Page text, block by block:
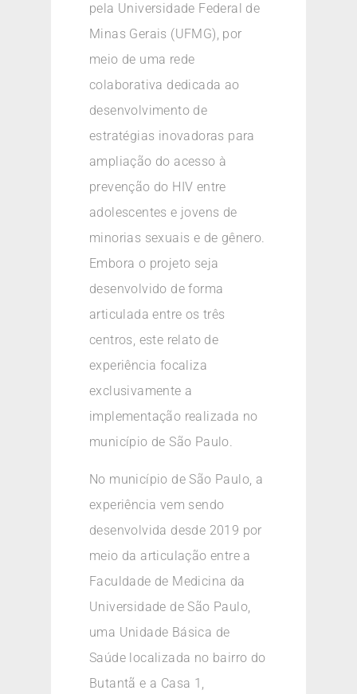
pela Universidade Federal de
Minas Gerais (UFMG), por
meio de uma rede
colaborativa dedicada ao
desenvolvimento de
estratégias inovadoras para
ampliação do acesso à
prevenção do HIV entre
adolescentes e jovens de
minorias sexuais e de gênero.
Embora o projeto seja
desenvolvido de forma
articulada entre os três
centros, este relato de
experiência focaliza
exclusivamente a
implementação realizada no
município de São Paulo.
No município de São Paulo, a
experiência vem sendo
desenvolvida desde 2019 por
meio da articulação entre a
Faculdade de Medicina da
Universidade de São Paulo,
uma Unidade Básica de
Saúde localizada no bairro do
Butantã e a Casa 1,